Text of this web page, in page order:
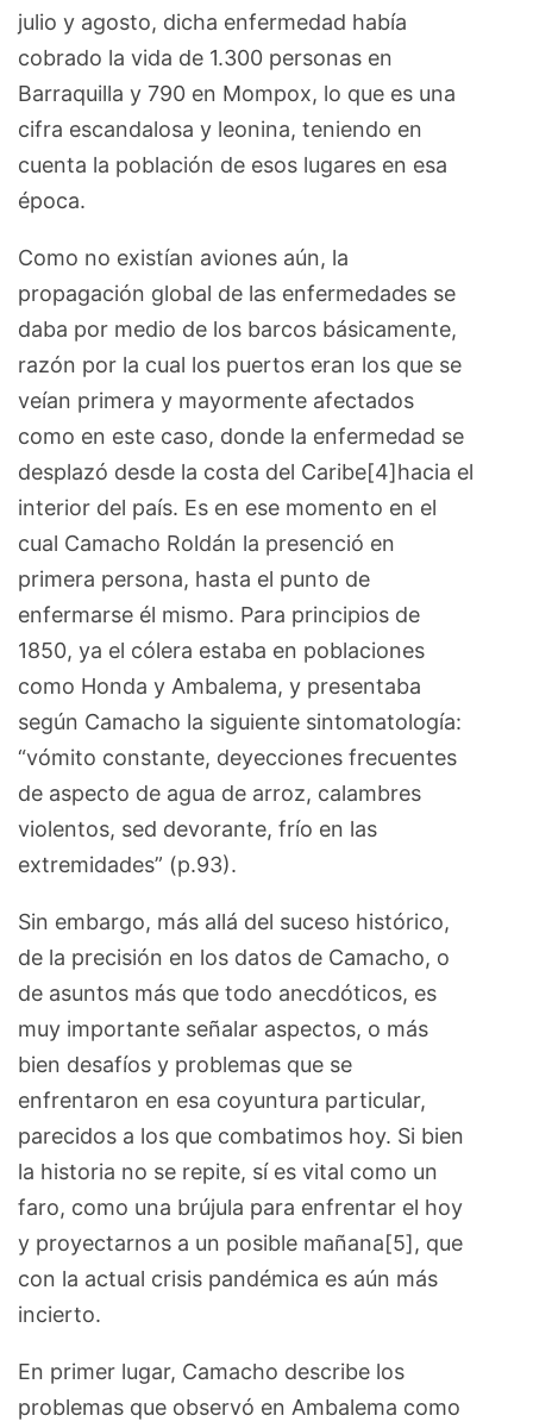
julio y agosto, dicha enfermedad había
cobrado la vida de 1.300 personas en
Barraquilla y 790 en Mompox, lo que es una
cifra escandalosa y leonina, teniendo en
cuenta la población de esos lugares en esa
época.
Como no existían aviones aún, la
propagación global de las enfermedades se
daba por medio de los barcos básicamente,
razón por la cual los puertos eran los que se
veían primera y mayormente afectados
como en este caso, donde la enfermedad se
desplazó desde la costa del Caribe[4]hacia el
interior del país. Es en ese momento en el
cual Camacho Roldán la presenció en
primera persona, hasta el punto de
enfermarse él mismo. Para principios de
1850, ya el cólera estaba en poblaciones
como Honda y Ambalema, y presentaba
según Camacho la siguiente sintomatología:
“vómito constante, deyecciones frecuentes
de aspecto de agua de arroz, calambres
violentos, sed devorante, frío en las
extremidades” (p.93).
Sin embargo, más allá del suceso histórico,
de la precisión en los datos de Camacho, o
de asuntos más que todo anecdóticos, es
muy importante señalar aspectos, o más
bien desafíos y problemas que se
enfrentaron en esa coyuntura particular,
parecidos a los que combatimos hoy. Si bien
la historia no se repite, sí es vital como un
faro, como una brújula para enfrentar el hoy
y proyectarnos a un posible mañana[5], que
con la actual crisis pandémica es aún más
incierto.
En primer lugar, Camacho describe los
problemas que observó en Ambalema como